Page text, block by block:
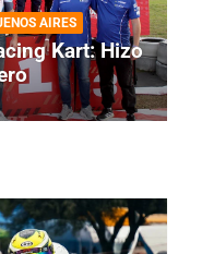
la
AIRES
Kart: Hizo